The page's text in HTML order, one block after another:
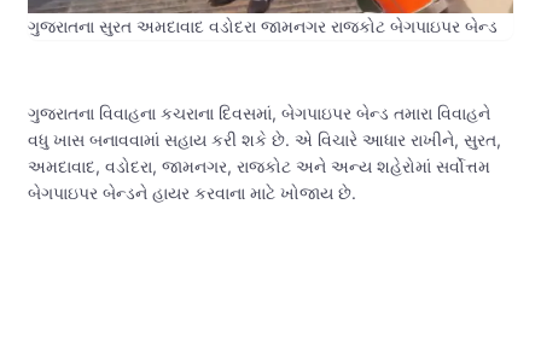
ગુજરાતના સુરત અમદાવાદ વડોદરા જામનગર રાજકોટ બેગપાઇપર બેન્ડ
ગુજરાતના વિવાહના કચરાના દિવસમાં, બેગપાઇપર બેન્ડ તમારા વિવાહને
વધુ ખાસ બનાવવામાં સહાય કરી શકે છે. એ વિચારે આધાર રાખીને, સુરત,
અમદાવાદ, વડોદરા, જામનગર, રાજકોટ અને અન્ય શહેરોમાં સર્વોત્તમ
બેગપાઇપર બેન્ડને હાયર કરવાના માટે ખોજાય છે.